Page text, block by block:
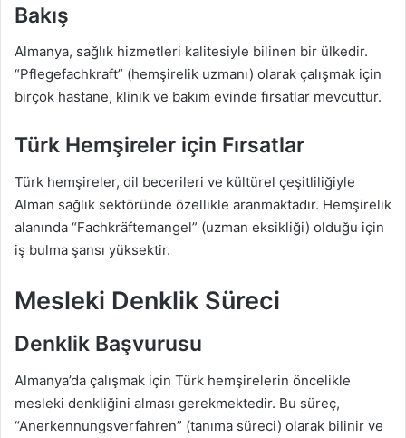
Bakış
Almanya, sağlık hizmetleri kalitesiyle bilinen bir ülkedir.
“Pflegefachkraft” (hemşirelik uzmanı) olarak çalışmak için
birçok hastane, klinik ve bakım evinde fırsatlar mevcuttur.
Türk Hemşireler için Fırsatlar
Türk hemşireler, dil becerileri ve kültürel çeşitliliğiyle
Alman sağlık sektöründe özellikle aranmaktadır. Hemşirelik
alanında “Fachkräftemangel” (uzman eksikliği) olduğu için
iş bulma şansı yüksektir.
Mesleki Denklik Süreci
Denklik Başvurusu
Almanya’da çalışmak için Türk hemşirelerin öncelikle
mesleki denkliğini alması gerekmektedir. Bu süreç,
“Anerkennungsverfahren” (tanıma süreci) olarak bilinir ve